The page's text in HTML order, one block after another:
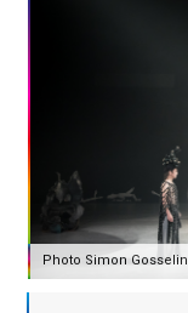
Photo Simon Gosselin